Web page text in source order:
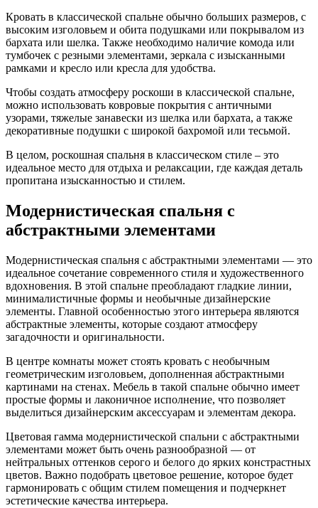
Кровать в классической спальне обычно больших размеров, с
высоким изголовьем и обита подушками или покрывалом из
бархата или шелка. Также необходимо наличие комода или
тумбочек с резными элементами, зеркала с изысканными
рамками и кресло или кресла для удобства.
Чтобы создать атмосферу роскоши в классической спальне,
можно использовать ковровые покрытия с античными
узорами, тяжелые занавески из шелка или бархата, а также
декоративные подушки с широкой бахромой или тесьмой.
В целом, роскошная спальня в классическом стиле – это
идеальное место для отдыха и релаксации, где каждая деталь
пропитана изысканностью и стилем.
Модернистическая спальня с
абстрактными элементами
Модернистическая спальня с абстрактными элементами — это
идеальное сочетание современного стиля и художественного
вдохновения. В этой спальне преобладают гладкие линии,
минималистичные формы и необычные дизайнерские
элементы. Главной особенностью этого интерьера являются
абстрактные элементы, которые создают атмосферу
загадочности и оригинальности.
В центре комнаты может стоять кровать с необычным
геометрическим изголовьем, дополненная абстрактными
картинами на стенах. Мебель в такой спальне обычно имеет
простые формы и лаконичное исполнение, что позволяет
выделиться дизайнерским аксессуарам и элементам декора.
Цветовая гамма модернистической спальни с абстрактными
элементами может быть очень разнообразной — от
нейтральных оттенков серого и белого до ярких констрастных
цветов. Важно подобрать цветовое решение, которое будет
гармонировать с общим стилем помещения и подчеркнет
эстетические качества интерьера.